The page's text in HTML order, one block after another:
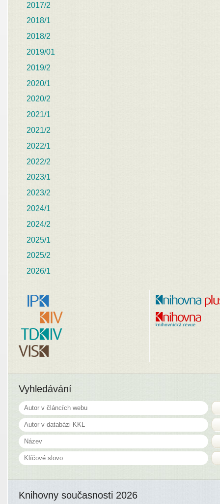
2017/2
2018/1
2018/2
2019/01
2019/2
2020/1
2020/2
2021/1
2021/2
2022/1
2022/2
2023/1
2023/2
2024/1
2024/2
2025/1
2025/2
2026/1
Vyhledávání
Knihovny současnosti 2026